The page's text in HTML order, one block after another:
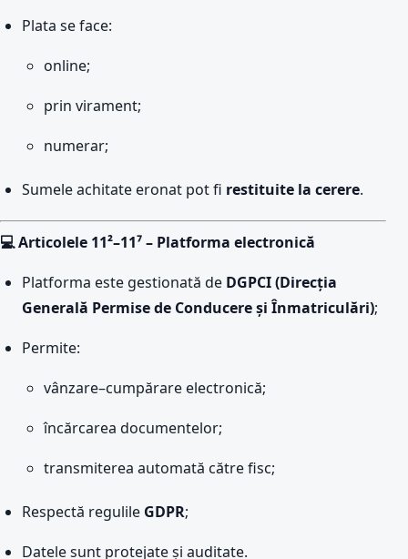
Plata se face:
online;
prin virament;
numerar;
Sumele achitate eronat pot fi restituite la cerere.
💻 Articolele 11²–11⁷ – Platforma electronică
Platforma este gestionată de DGPCI (Direcția
Generală Permise de Conducere și Înmatriculări);
Permite:
vânzare–cumpărare electronică;
încărcarea documentelor;
transmiterea automată către fisc;
Respectă regulile GDPR;
Datele sunt protejate și auditate.